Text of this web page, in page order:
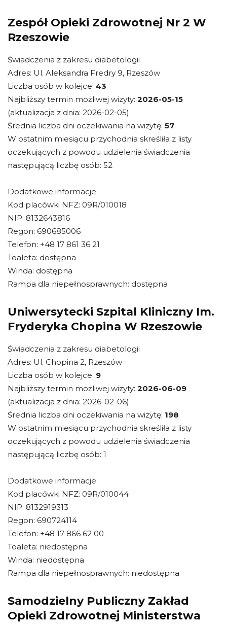
Zespół Opieki Zdrowotnej Nr 2 W
Rzeszowie
Świadczenia z zakresu diabetologii
Adres: Ul. Aleksandra Fredry 9, Rzeszów
Liczba osób w kolejce: 43
Najbliższy termin możliwej wizyty: 2026-05-15
(aktualizacja z dnia: 2026-02-05)
Średnia liczba dni oczekiwania na wizytę: 57
W ostatnim miesiącu przychodnia skreśliła z listy
oczekujących z powodu udzielenia świadczenia
następującą liczbę osób: 52
Dodatkowe informacje:
Kod placówki NFZ: 09R/010018
NIP: 8132643816
Regon: 690685006
Telefon: +48 17 861 36 21
Toaleta: dostępna
Winda: dostępna
Rampa dla niepełnosprawnych: dostępna
Uniwersytecki Szpital Kliniczny Im.
Fryderyka Chopina W Rzeszowie
Świadczenia z zakresu diabetologii
Adres: Ul. Chopina 2, Rzeszów
Liczba osób w kolejce: 9
Najbliższy termin możliwej wizyty: 2026-06-09
(aktualizacja z dnia: 2026-02-06)
Średnia liczba dni oczekiwania na wizytę: 198
W ostatnim miesiącu przychodnia skreśliła z listy
oczekujących z powodu udzielenia świadczenia
następującą liczbę osób: 1
Dodatkowe informacje:
Kod placówki NFZ: 09R/010044
NIP: 8132919313
Regon: 690724114
Telefon: +48 17 866 62 00
Toaleta: niedostępna
Winda: niedostępna
Rampa dla niepełnosprawnych: niedostępna
Samodzielny Publiczny Zakład
Opieki Zdrowotnej Ministerstwa